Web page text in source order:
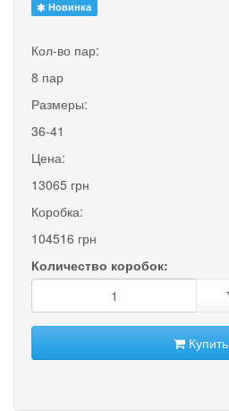
Новинка
Кол-во пар:
8 пар
Размеры:
36-41
Цена:
13065 грн
Коробка:
104516 грн
Количество коробок:
Купить